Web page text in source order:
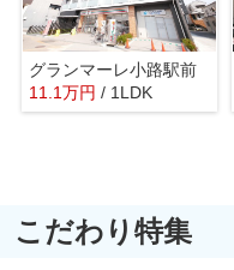
グランマーレ小路駅前
11.1万円 / 1LDK
こだわり特集